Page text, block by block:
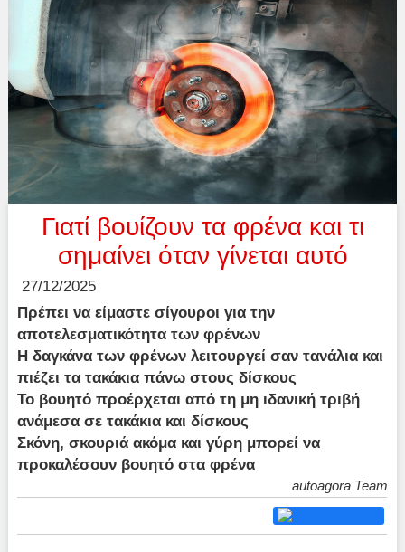
Γιατί βουίζουν τα φρένα και τι
σημαίνει όταν γίνεται αυτό
27/12/2025
Πρέπει να είμαστε σίγουροι για την
αποτελεσματικότητα των φρένων
Η δαγκάνα των φρένων λειτουργεί σαν τανάλια και
πιέζει τα τακάκια πάνω στους δίσκους
Το βουητό προέρχεται από τη μη ιδανική τριβή
ανάμεσα σε τακάκια και δίσκους
Σκόνη, σκουριά ακόμα και γύρη μπορεί να
προκαλέσουν βουητό στα φρένα
autoagora Team